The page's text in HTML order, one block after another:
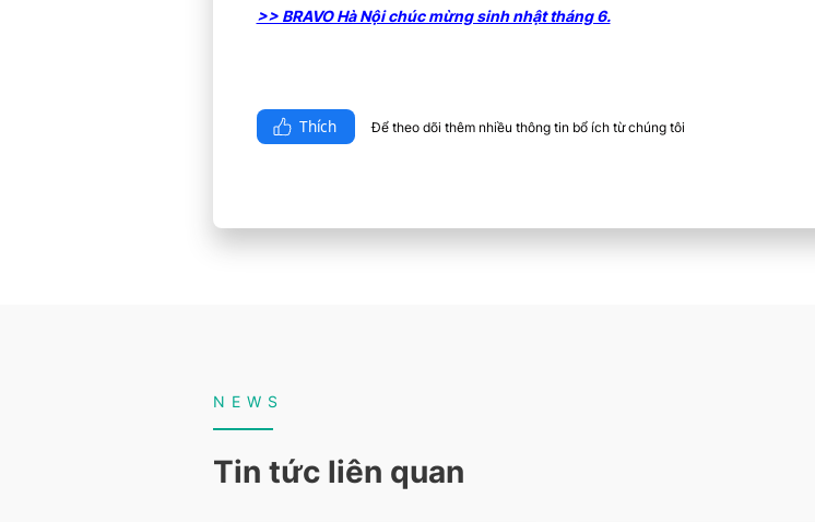
>> BRAVO Hà Nội chúc mừng sinh nhật tháng 6.
Thích Để theo dõi thêm nhiều thông tin bổ ích từ chúng tôi​
NEWS
Tin tức liên quan